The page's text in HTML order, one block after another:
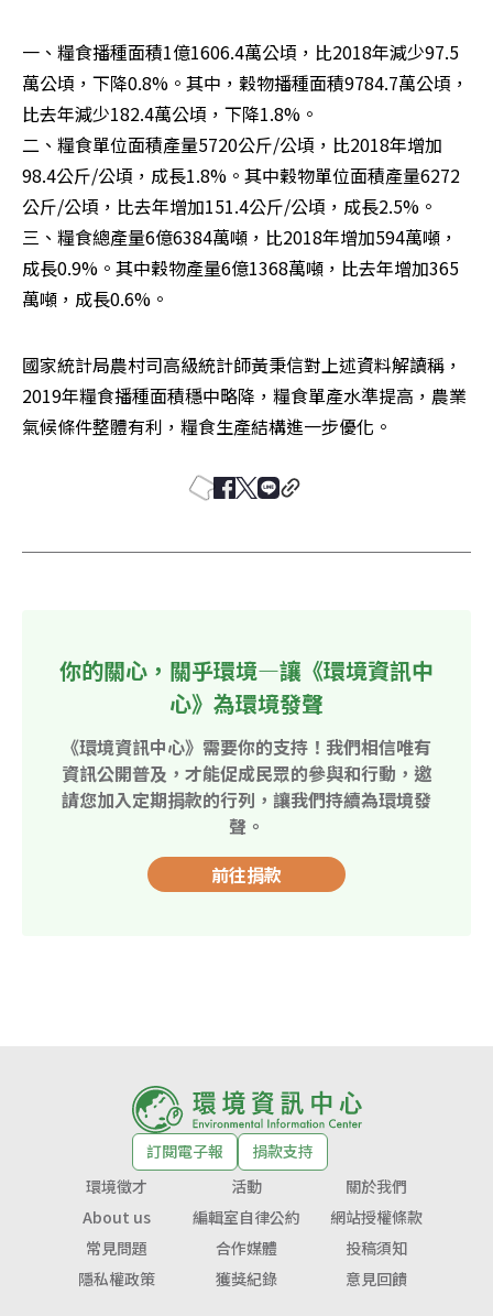
一、糧食播種面積1億1606.4萬公頃，比2018年減少97.5
萬公頃，下降0.8%。其中，穀物播種面積9784.7萬公頃，
比去年減少182.4萬公頃，下降1.8%。
二、糧食單位面積產量5720公斤/公頃，比2018年增加
98.4公斤/公頃，成長1.8%。其中穀物單位面積產量6272
公斤/公頃，比去年增加151.4公斤/公頃，成長2.5%。
三、糧食總產量6億6384萬噸，比2018年增加594萬噸，
成長0.9%。其中穀物產量6億1368萬噸，比去年增加365
萬噸，成長0.6%。
國家統計局農村司高級統計師黃秉信對上述資料解讀稱，
2019年糧食播種面積穩中略降，糧食單產水準提高，農業
氣候條件整體有利，糧食生產結構進一步優化。
你的關心，關乎環境—讓《環境資訊中
心》為環境發聲
《環境資訊中心》需要你的支持！我們相信唯有
資訊公開普及，才能促成民眾的參與和行動，邀
請您加入定期捐款的行列，讓我們持續為環境發
聲。
前往捐款
訂閱電子報
捐款支持
環境徵才
活動
關於我們
About us
編輯室自律公約
網站授權條款
常見問題
合作媒體
投稿須知
隱私權政策
獲獎紀錄 意見回饋